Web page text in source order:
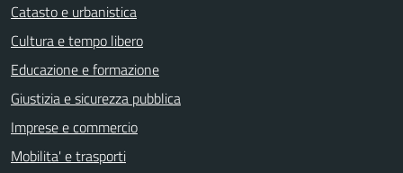
Catasto e urbanistica
Cultura e tempo libero
Educazione e formazione
Giustizia e sicurezza pubblica
Imprese e commercio
Mobilita' e trasporti